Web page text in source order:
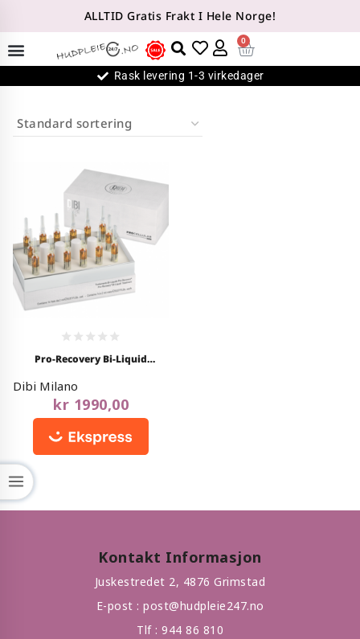
ALLTID Gratis Frakt I Hele Norge!
0
Rask levering 1-3 virkedager
0
5
Pro-Recovery Bi-Liquid
Dibi Milano
kr 1990,00
Kontakt Informasjon
Juskestredet 2, 4876 Grimstad
E-post : post@hudpleie247.no
Tlf : 944 86 810